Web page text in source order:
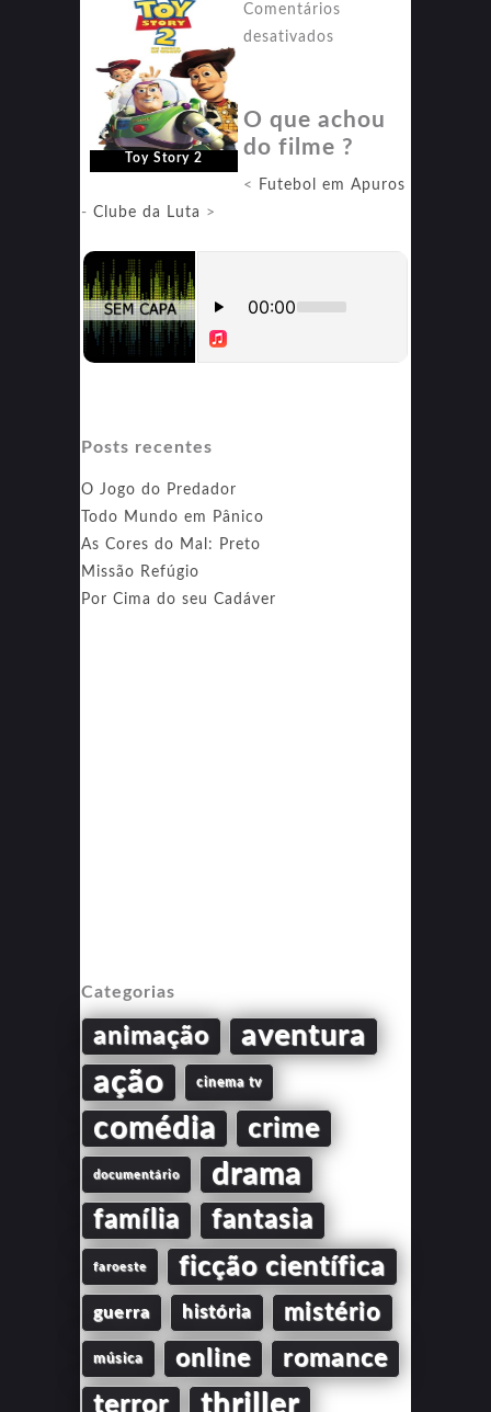
Toy Story 2
Comentários
desativados
2
O que achou
do filme ?
<
Futebol em Apuros
- Clube da Luta >
Posts recentes
O Jogo do Predador
Todo Mundo em Pânico
As Cores do Mal: Preto
Missão Refúgio
Por Cima do seu Cadáver
Categorias
animação aventura
ação cinema tv
comédia crime
documentário drama
família fantasia
faroeste ficção científica
guerra história mistério
música online romance
terror thriller